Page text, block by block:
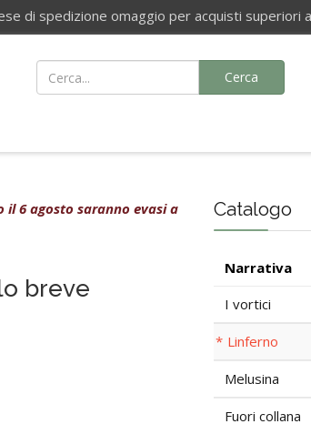
di spedizione omaggio per acquisti superiori
Cerca
il 6 agosto saranno evasi a
breve
Catalogo
Narrativa
I vortici
Linferno
Melusina
Fuori collana